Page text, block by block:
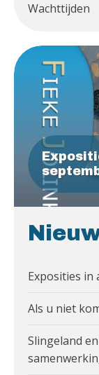
Wachttijden
Exposities in
Als u niet
Slingeland